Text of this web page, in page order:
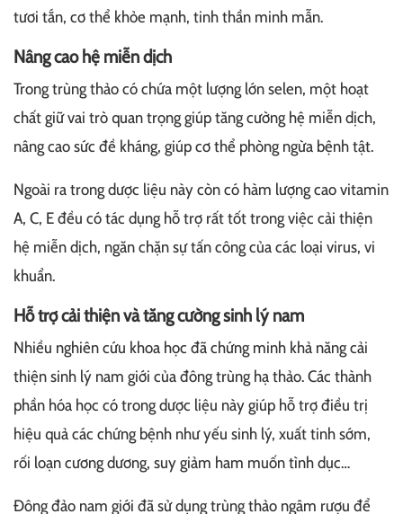
tươi tắn, cơ thể khỏe mạnh, tinh thần minh mẫn.
Nâng cao hệ miễn dịch
Trong trùng thảo có chứa một lượng lớn selen, một hoạt
chất giữ vai trò quan trọng giúp tăng cường hệ miễn dịch,
nâng cao sức đề kháng, giúp cơ thể phòng ngừa bệnh tật.
Ngoài ra trong dược liệu này còn có hàm lượng cao vitamin
A, C, E đều có tác dụng hỗ trợ rất tốt trong việc cải thiện
hệ miễn dịch, ngăn chặn sự tấn công của các loại virus, vi
khuẩn.
Hỗ trợ cải thiện và tăng cường sinh lý nam
Nhiều nghiên cứu khoa học đã chứng minh khả năng cải
thiện sinh lý nam giới của đông trùng hạ thảo. Các thành
phần hóa học có trong dược liệu này giúp hỗ trợ điều trị
hiệu quả các chứng bệnh như yếu sinh lý, xuất tinh sớm,
rối loạn cương dương, suy giảm ham muốn tình dục…
Đông đảo nam giới đã sử dụng trùng thảo ngâm rượu để